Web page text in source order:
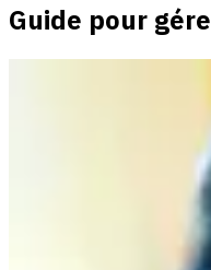
Guide pour